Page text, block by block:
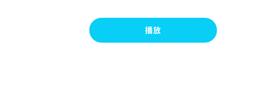
播放